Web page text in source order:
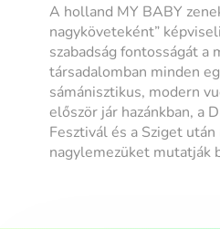
A holland MY BABY
nagyköveteként”
szabadság fontosságát a
társadalomban minden
sámánisztikus, modern
először jár hazánkban, a
Fesztivál és a Sziget
nagylemezüket mutatják